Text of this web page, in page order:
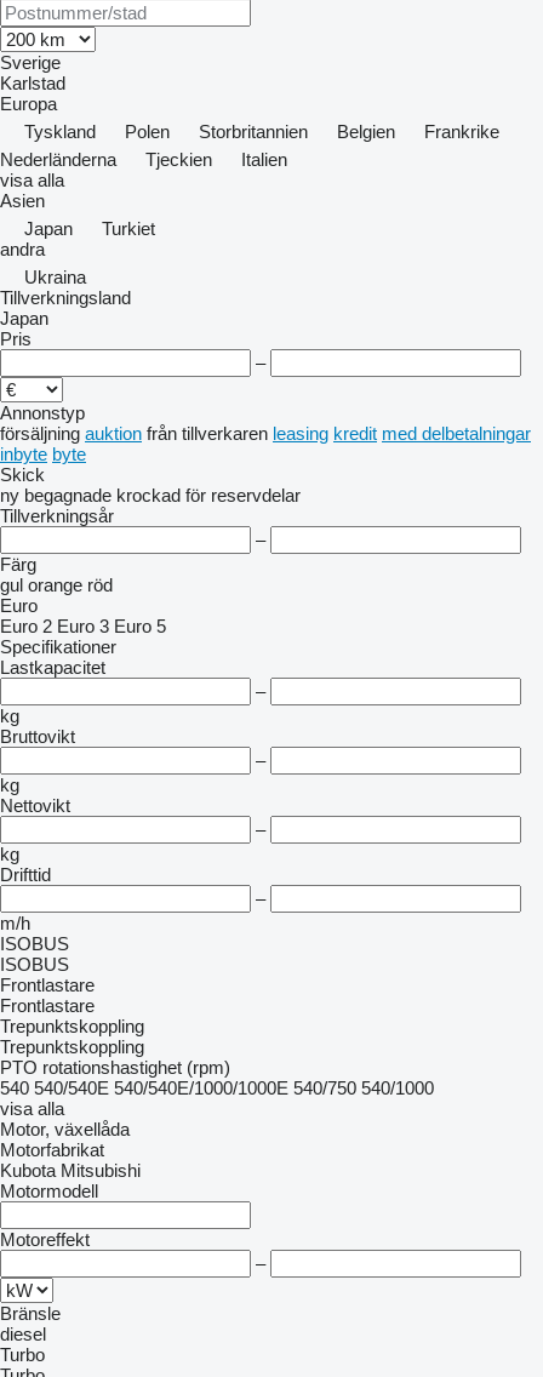
Sverige
Karlstad
Europa
Tyskland
Polen Storbritannien Belgien
Frankrike
Nederländerna
Tjeckien
Italien
visa alla
Asien
Japan
Turkiet
andra
Ukraina
Tillverkningsland
Japan
Pris
–
Annonstyp
försäljning auktion från tillverkaren leasing kredit med delbetalningar
inbyte byte
Skick
ny begagnade krockad för reservdelar
Tillverkningsår
–
Färg
gul orange röd
Euro
Euro 2 Euro 3 Euro 5
Specifikationer
Lastkapacitet
–
kg
Bruttovikt
–
kg
Nettovikt
–
kg
Drifttid
–
m/h
ISOBUS
ISOBUS
Frontlastare
Frontlastare
Trepunktskoppling
Trepunktskoppling
PTO rotationshastighet (rpm)
540 540/540E 540/540E/1000/1000E 540/750 540/1000
visa alla
Motor, växellåda
Motorfabrikat
Kubota Mitsubishi
Motormodell
Motoreffekt
–
Bränsle
diesel
Turbo